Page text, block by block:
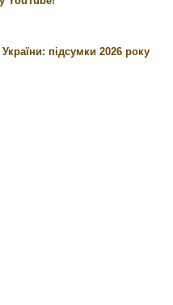
підсумки 2026 року